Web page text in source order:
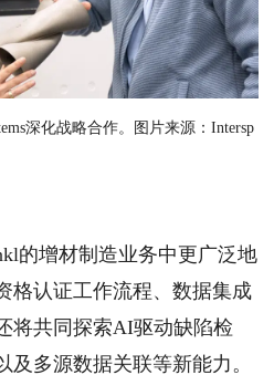
深化战略合作。图片来源：Intersp
的增材制造业务中更广泛地
格认证工作流程、数据集成
将共同探索AI驱动缺陷检
多源数据关联等新能力。